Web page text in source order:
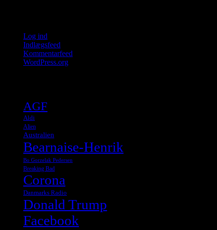
Log ind
Indlægsfeed
Kommentarfeed
WordPress.org
AGF
Aldi
Alien
Australien
Bearnaise-Henrik
Bo Gorzelak Pedersen
Breaking Bad
Corona
Danmarks Radio
Donald Trump
Facebook